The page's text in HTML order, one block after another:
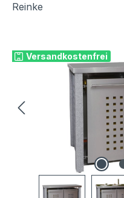
Reinke
Versandkostenfrei